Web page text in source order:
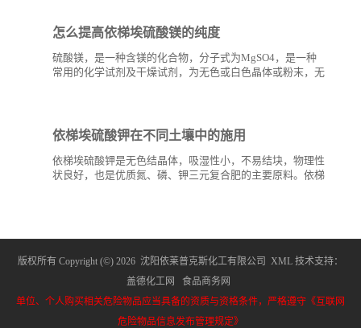
怎么提高依梯埃硫酸镁的纯度
硫酸镁，是一种含镁的化合物，分子式为MgSO4，是一种
常用的化学试剂及干燥试剂，为无色或白色晶体或粉末，无
依梯埃硫酸钾在不同土壤中的施用
依梯埃硫酸钾是无色结晶体，吸湿性小，不易结块，物理性
状良好，也是优质氮、磷、钾三元复合肥的主要原料。依梯
版权所有 Copyright (©) 2026 沈阳依莱普克斯化工有限公司 XML 技术支持：
盖德化工网
食品商务网
单位、个人购买相关危险物品应当具备的资质与资格条件，严格遵守《互联网
危险物品信息发布管理规定》